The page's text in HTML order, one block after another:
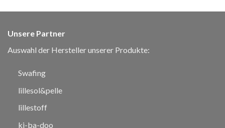
Unsere Partner
Auswahl der Hersteller unserer Produkte:
Swafing
lillesol&pelle
lillestoff
ki-ba-doo